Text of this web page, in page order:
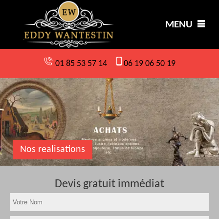
MENU
01 85 53 57 14 06 19 06 50 19
Nos realisations
Devis gratuit immédiat